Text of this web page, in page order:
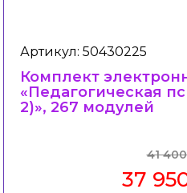
Артикул: 50430225
Комплект
«Педагогическая
2)», 267 модулей
41
37